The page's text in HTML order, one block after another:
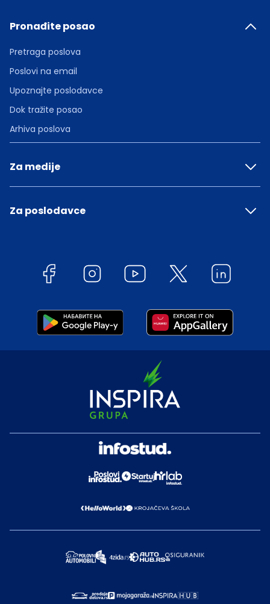
Pronađite posao
Pretraga poslova
Poslovi na email
Upoznajte poslodavce
Dok tražite posao
Arhiva poslova
Za medije
Za poslodavce